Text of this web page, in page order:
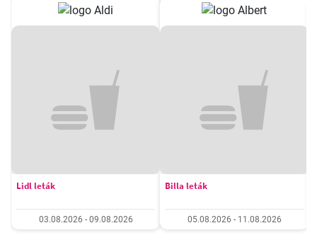
Lidl leták
03.08.2026 - 09.08.2026
Billa leták
05.08.2026 - 11.08.2026